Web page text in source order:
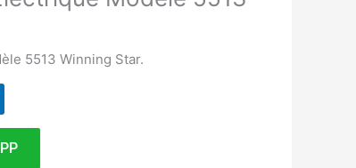
5513 Winning Star.